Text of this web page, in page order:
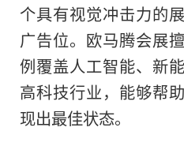
个具有视觉冲击力的
广告位。欧马腾会展
例覆盖人工智能、新
高科技行业，能够帮
现出最佳状态。